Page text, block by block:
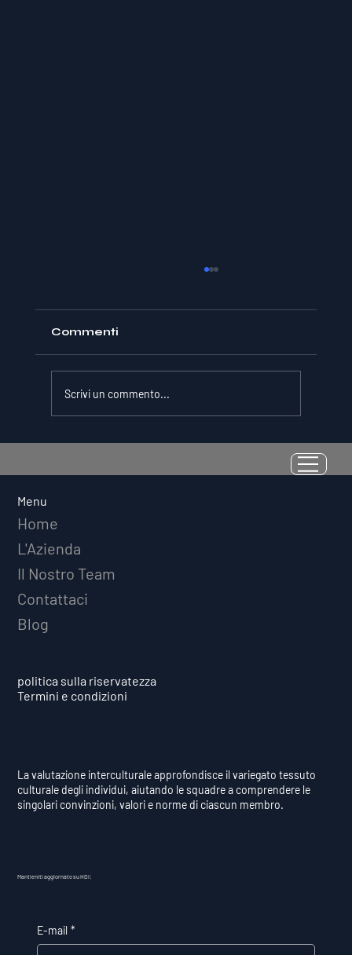
Misurabile: Perché il Quoziente di
Commenti
Scrivi un commento...
Menu
Home
L'Azienda
Il Nostro Team
Contattaci
Blog
politica sulla riservatezza
Termini e condizioni
La valutazione interculturale approfondisce il variegato tessuto
culturale degli individui, aiutando le squadre a comprendere le
singolari convinzioni, valori e norme di ciascun membro.
Mantieniti aggiornato su HDI:
E-mail *